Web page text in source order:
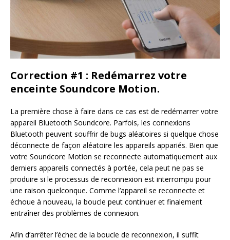
Correction #1 : Redémarrez votre
enceinte Soundcore Motion.
La première chose à faire dans ce cas est de redémarrer votre
appareil Bluetooth Soundcore. Parfois, les connexions
Bluetooth peuvent souffrir de bugs aléatoires si quelque chose
déconnecte de façon aléatoire les appareils appariés. Bien que
votre Soundcore Motion se reconnecte automatiquement aux
derniers appareils connectés à portée, cela peut ne pas se
produire si le processus de reconnexion est interrompu pour
une raison quelconque. Comme l’appareil se reconnecte et
échoue à nouveau, la boucle peut continuer et finalement
entraîner des problèmes de connexion.
Afin d’arrêter l’échec de la boucle de reconnexion, il suffit